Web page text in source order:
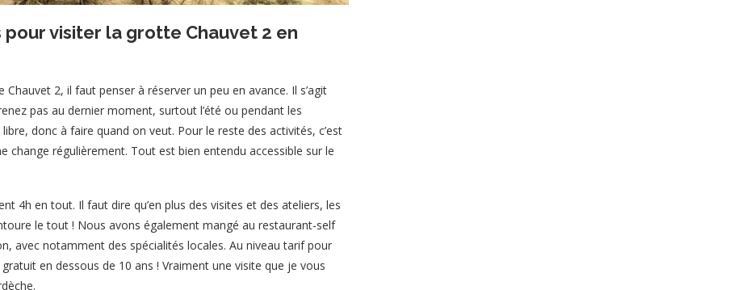
visiter la grotte Chauvet 2 en
2, il faut penser à réserver un peu en avance. Il s’agit
pas au dernier moment, surtout l’été ou pendant les
donc à faire quand on veut. Pour le reste des activités, c’est
change régulièrement. Tout est bien entendu accessible sur le
4h en tout. Il faut dire qu’en plus des visites et des ateliers, les
le tout ! Nous avons également mangé au restaurant-self
avec notamment des spécialités locales. Au niveau tarif pour
en dessous de 10 ans ! Vraiment une visite que je vous